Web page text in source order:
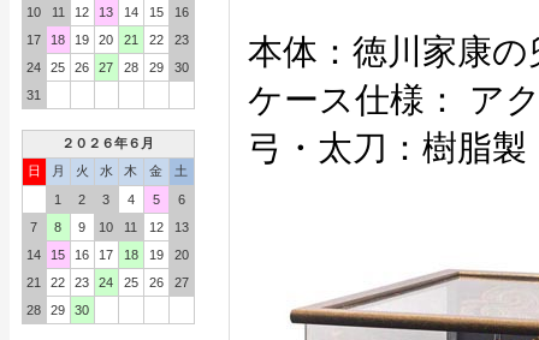
10
11 12 13 14 15
16
17
18 19 20 21 22
23
24
25 26 27 28 29
30
31
２０２６年６月
日
月 火 水 木 金
土
1
2 3 4 5
6
7
8 9 10 11 12
13
14
15 16 17 18 19
20
21
22 23 24 25 26
27
28
29 30
本体：徳川家康の
ケース仕様： ア
弓・太刀：樹脂製